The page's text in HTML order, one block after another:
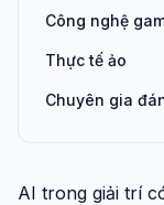
Công nghệ
Thực tế ảo
Chuyên gia
AI trong giải trí